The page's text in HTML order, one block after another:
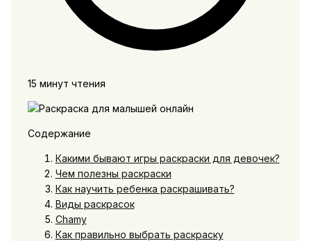
15 минут чтения
Содержание
Какими бывают игры раскраски для девочек?
Чем полезны раскраски
Как научить ребенка раскрашивать?
Виды раскрасок
Chamy
Как правильно выбрать раскраску